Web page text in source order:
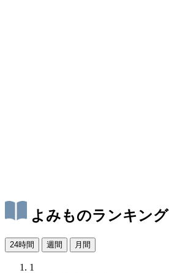
よみものランキング
24時間 週間 月間
1